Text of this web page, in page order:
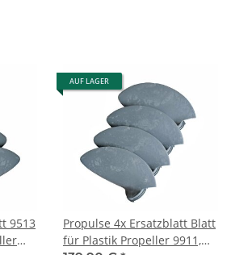
9513
AUF LAGER
Propulse 4x Ersatzblatt Blatt
für Plastik Propeller 9911,